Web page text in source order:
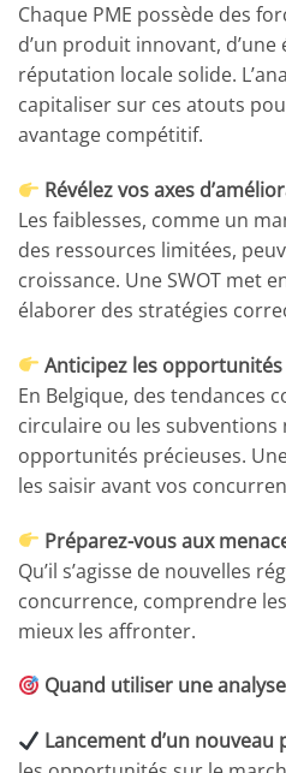
Chaque PME possède des
d’un produit innovant, d’une
réputation locale solide.
capitaliser sur ces atouts
avantage compétitif.
Révélez vos axes
Les faiblesses, comme un
des ressources limitées,
croissance. Une SWOT met
élaborer des stratégies
Anticipez les
En Belgique, des tendances
circulaire ou les
opportunités précieuses.
les saisir avant vos
Préparez-vous aux
Qu’il s’agisse de nouvelles
concurrence, comprendre
mieux les affronter.
Quand utiliser une analyse
Lancement d’un